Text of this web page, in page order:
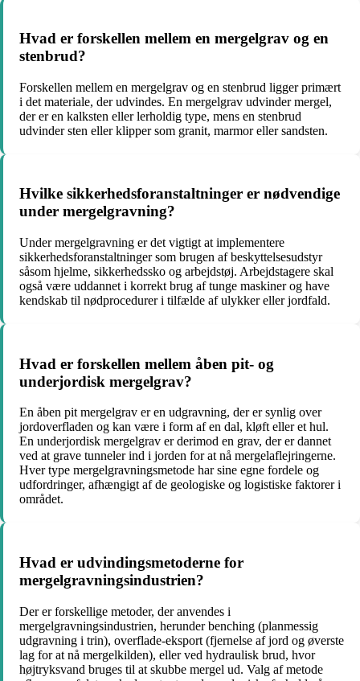
Hvad er forskellen mellem en mergelgrav og en
stenbrud?
Forskellen mellem en mergelgrav og en stenbrud ligger primært
i det materiale, der udvindes. En mergelgrav udvinder mergel,
der er en kalksten eller lerholdig type, mens en stenbrud
udvinder sten eller klipper som granit, marmor eller sandsten.
Hvilke sikkerhedsforanstaltninger er nødvendige
under mergelgravning?
Under mergelgravning er det vigtigt at implementere
sikkerhedsforanstaltninger som brugen af beskyttelsesudstyr
såsom hjelme, sikkerhedssko og arbejdstøj. Arbejdstagere skal
også være uddannet i korrekt brug af tunge maskiner og have
kendskab til nødprocedurer i tilfælde af ulykker eller jordfald.
Hvad er forskellen mellem åben pit- og
underjordisk mergelgrav?
En åben pit mergelgrav er en udgravning, der er synlig over
jordoverfladen og kan være i form af en dal, kløft eller et hul.
En underjordisk mergelgrav er derimod en grav, der er dannet
ved at grave tunneler ind i jorden for at nå mergelaflejringerne.
Hver type mergelgravningsmetode har sine egne fordele og
udfordringer, afhængigt af de geologiske og logistiske faktorer i
området.
Hvad er udvindingsmetoderne for
mergelgravningsindustrien?
Der er forskellige metoder, der anvendes i
mergelgravningsindustrien, herunder benching (planmessig
udgravning i trin), overflade-eksport (fjernelse af jord og øverste
lag for at nå mergelkilden), eller ved hydraulisk brud, hvor
højtryksvand bruges til at skubbe mergel ud. Valg af metode